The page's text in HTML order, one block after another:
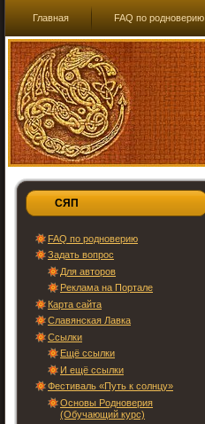
Главная FAQ по родноверию
СЯП
FAQ по родноверию
Задать вопрос
Для авторов
Реклама на Портале
Карта сайта
Славянская Лавка
Ссылки
Ещё ссылки
И ещё ссылки
Фестиваль «Путь к солнцу»
Основы Родноверия
(Обучающий курс)